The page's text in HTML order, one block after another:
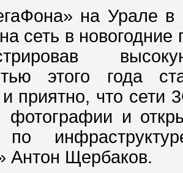
на Урале в
сеть в
этого года
и приятно, что сети
фотографии и
по
Антон Щербаков.